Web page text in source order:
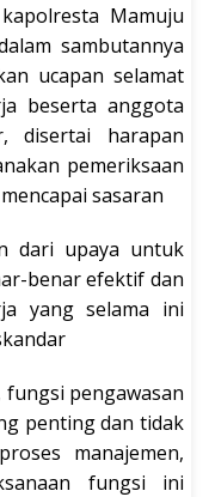
Mamuju
sambutannya
ucapan selamat
beserta anggota
disertai harapan
pemeriksaan
sasaran
dari upaya untuk
benar efektif dan
yang selama ini
fungsi pengawasan
penting dan tidak
manajemen,
fungsi ini